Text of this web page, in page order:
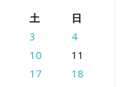
土
日
3
4
10
11
17
18